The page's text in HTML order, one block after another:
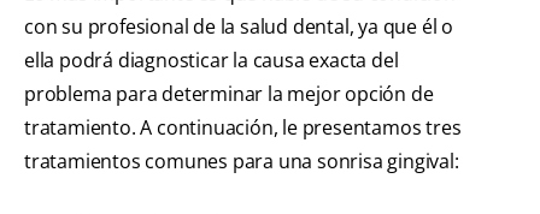
con su profesional de la salud dental, ya que él o
ella podrá diagnosticar la causa exacta del
problema para determinar la mejor opción de
tratamiento. A continuación, le presentamos tres
tratamientos comunes para una sonrisa gingival: